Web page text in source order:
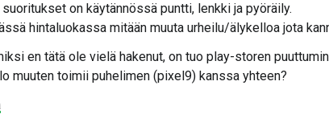
on käytännössä puntti, lenkki ja pyöräily.
hintaluokassa mitään muuta urheilu/älykelloa jota
en tätä ole vielä hakenut, on tuo play-storen
muuten toimii puhelimen (pixel9) kanssa yhteen?